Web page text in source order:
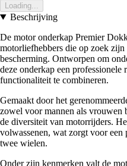
Loading...
Beschrijving
De motor onderkap Premier
motorliefhebbers die op zoek
bescherming. Ontworpen om
deze onderkap een
functionaliteit te combineren.
Gemaakt door het
zowel voor mannen als vrouwen
de diversiteit van motorrijders.
volwassenen, wat zorgt voor
twee wielen.
Onder zijn kenmerken valt de